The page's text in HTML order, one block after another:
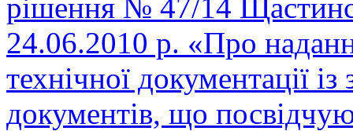
рішення № 47/14
24.06.2010 р. «Про
технічної документації
документів, що